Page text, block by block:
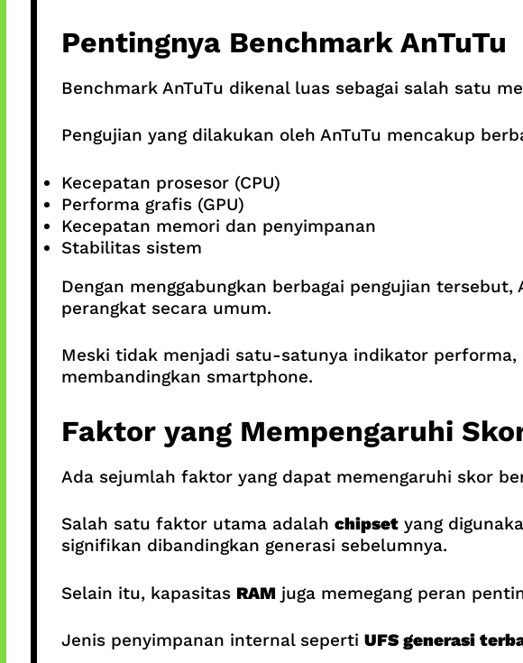
Pentingnya Benchmark AnTuTu
Benchmark AnTuTu dikenal luas sebagai salah satu
Pengujian yang dilakukan oleh AnTuTu mencakup
Kecepatan prosesor (CPU)
Performa grafis (GPU)
Kecepatan memori dan penyimpanan
Stabilitas sistem
Dengan menggabungkan berbagai pengujian
perangkat secara umum.
Meski tidak menjadi satu-satunya indikator
membandingkan smartphone.
Faktor yang Mempengaruhi
Ada sejumlah faktor yang dapat memengaruhi skor
Salah satu faktor utama adalah chipsetyang
signifikan dibandingkan generasi sebelumnya.
Selain itu, kapasitas RAM juga memegang peran
Jenis penyimpanan internal seperti UFS generasi